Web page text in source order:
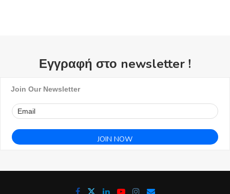
Εγγραφή στο newsletter !
Join Our Newsletter